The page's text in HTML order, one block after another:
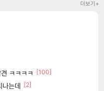
더보기+
ㅋㅋㅋㅋ
[100]
나는데 [2]